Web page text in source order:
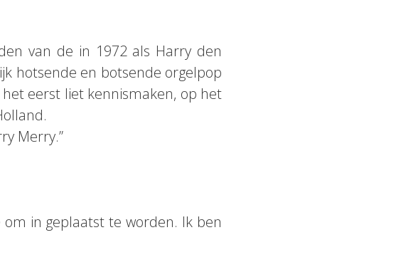
van de in 1972 als Harry den
hotsende en botsende orgelpop
eerst liet kennismaken, op het
Merry.”
in geplaatst te worden. Ik ben